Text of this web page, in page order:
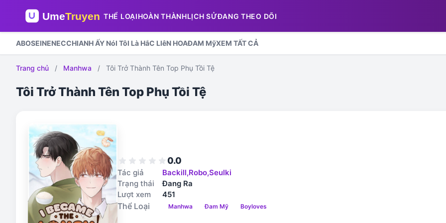
THỂ LOẠIHOÀN THÀNHLỊCH SỬĐANG THEO DÕI
ABOSEINENECCHIANH ẤY NóI TôI Là HắC LIêN HOAĐAM MỹXEM TẤT CẢ
Trang chủ / Manhwa / Tôi Trở Thành Tên Top Phụ Tồi Tệ
Tôi Trở Thành Tên Top Phụ Tồi Tệ
star star star star star0.0
Tác giả
Backill,Robo,Seulki
Trạng thái
Đang Ra
Lượt xem
451
Thể Loại Manhwa Đam Mỹ Boyloves